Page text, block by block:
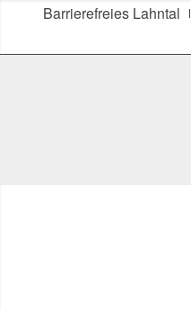
Barrierefreies Lahntal